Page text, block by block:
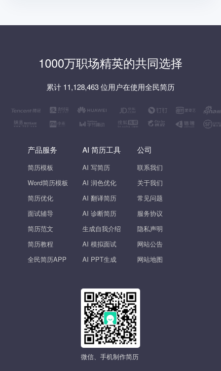
1000万职场精英的共同选择
累计 11,128,463 位用户在使用全民简历
产品服务
简历模板
Word简历模板
简历优化
面试辅导
简历范文
简历教程
全民简历APP
AI 简历工具
AI 写简历
AI 润色优化
AI 翻译简历
AI 诊断简历
生成自我介绍
AI 模拟面试
AI PPT生成
公司
联系我们
关于我们
常见问题
服务协议
隐私声明
网站公告
网站地图
微信、手机制作简历